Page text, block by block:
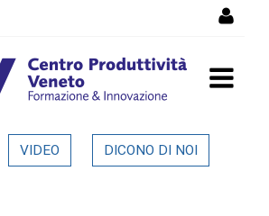
Job - Dettaglio in
VIDEO DICONO DI NOI